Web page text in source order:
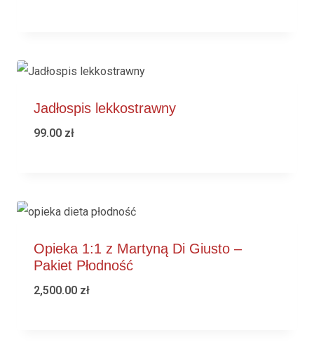
Jadłospis lekkostrawny
99.00 zł
Opieka 1:1 z Martyną Di Giusto –
Pakiet Płodność
2,500.00 zł